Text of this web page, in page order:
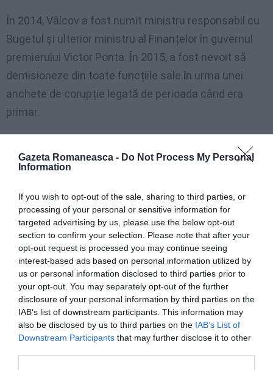
Gazeta Romaneasca - Do Not Process My Personal
Information
If you wish to opt-out of the sale, sharing to third parties, or
processing of your personal or sensitive information for
targeted advertising by us, please use the below opt-out
section to confirm your selection. Please note that after your
opt-out request is processed you may continue seeing
interest-based ads based on personal information utilized by
us or personal information disclosed to third parties prior to
your opt-out. You may separately opt-out of the further
disclosure of your personal information by third parties on the
IAB’s list of downstream participants. This information may
also be disclosed by us to third parties on the IAB’s List of
Downstream Participants that may further disclose it to other
În 2014, Vâlcov a fost numit ministru responsabil cu
Bugetul și ulterior ministru al Finanțelor în guvernul
premierului Victor Ponta. În 2015, a fost nevoit să
demisioneze din toate funcțiile sale în urma unei
anchete de corupție legată de perioada când era
primar.
Condamnat pentru luare de mită
perioada în care a fost primar al Slatinei, se spune că
ar fi influențat licitațiile publice în favoarea unui
antreprenor, de la care a primit 20 la sută din valoarea
contractului – în jur de două milioane de euro – ca
mită în schimb. Cercetările ulterioare au mai scos la
iveală că se spune că ar fi ascuns bunuri dobândite
ilegal – bani, trei kilograme de aur și tablouri, inclusiv
lucrări cu semnătura Renoir sau Cocteau – în seiful